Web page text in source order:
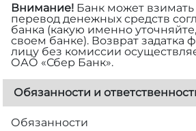
Внимание! Банк может
перевод денежных средств
банка (какую именно
своем банке). Возврат задатка
лицу без комиссии
ОАО «Сбер Банк».
Обязанности и
Обязанности